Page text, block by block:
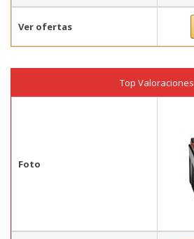
Ver ofertas
Top Valoraciones
Foto